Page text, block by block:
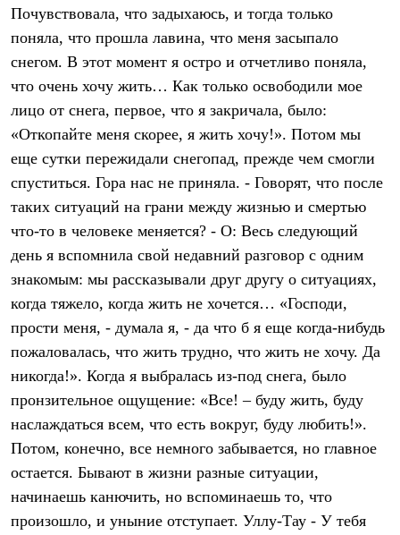
Куртки
Флисовая одежда
Куртки
Брюки
Комбинезоны
Термобелье
Комплект термобелья
Снаряжение
Палатки и тенты
Палатки
Тенты
Аксессуары для палаток
Рюкзаки
Легкоходные
Альпинистские
Аксессуары для рюкзаков
Спальные мешки
Пуховые
С синтетическим утеплителем
Аксессуары для спальников
Баулы
Кошельки
Сумки
Полезные аксессуары
Книги
Почувствовала, что задыхаюсь, и тогда только
поняла, что прошла лавина, что меня засыпало
снегом. В этот момент я остро и отчетливо поняла,
что очень хочу жить… Как только освободили мое
лицо от снега, первое, что я закричала, было:
«Откопайте меня скорее, я жить хочу!». Потом мы
еще сутки пережидали снегопад, прежде чем смогли
спуститься. Гора нас не приняла. - Говорят, что после
таких ситуаций на грани между жизнью и смертью
что-то в человеке меняется? - О: Весь следующий
день я вспомнила свой недавний разговор с одним
знакомым: мы рассказывали друг другу о ситуациях,
когда тяжело, когда жить не хочется… «Господи,
прости меня, - думала я, - да что б я еще когда-нибудь
пожаловалась, что жить трудно, что жить не хочу. Да
никогда!». Когда я выбралась из-под снега, было
пронзительное ощущение: «Все! – буду жить, буду
наслаждаться всем, что есть вокруг, буду любить!».
Потом, конечно, все немного забывается, но главное
остается. Бывают в жизни разные ситуации,
начинаешь канючить, но вспоминаешь то, что
произошло, и уныние отступает. Уллу-Тау - У тебя